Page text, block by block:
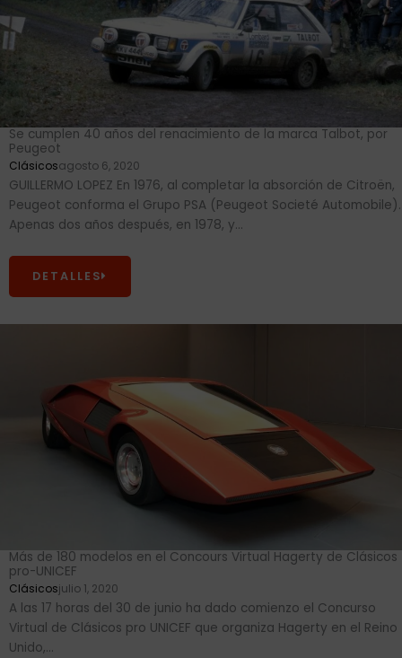
Se cumplen 40 años del renacimiento de la marca Talbot, por
Peugeot
Clásicosagosto 6, 2020
GUILLERMO LOPEZ En 1976, al completar la absorción de Citroën,
Peugeot conforma el Grupo PSA (Peugeot Societé Automobile).
Apenas dos años después, en 1978, y...
DETALLES
Más de 180 modelos en el Concours Virtual Hagerty de Clásicos
pro-UNICEF
Clásicosjulio 1, 2020
A las 17 horas del 30 de junio ha dado comienzo el Concurso
Virtual de Clásicos pro UNICEF que organiza Hagerty en el Reino
Unido,...